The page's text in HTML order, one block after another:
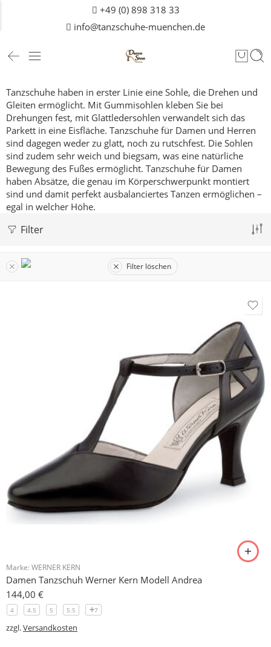
+49 (0) 898 318 33
info@tanzschuhe-muenchen.de
Tanzschuhe haben in erster Linie eine Sohle, die Drehen und
Gleiten ermöglicht. Mit Gummisohlen kleben Sie bei
Drehungen fest, mit Glattledersohlen verwandelt sich das
Parkett in eine Eisfläche. Tanzschuhe für Damen und Herren
sind dagegen weder zu glatt, noch zu rutschfest. Die Sohlen
sind zudem sehr weich und biegsam, was eine natürliche
Bewegung des Fußes ermöglicht. Tanzschuhe für Damen
haben Absätze, die genau im Körperschwerpunkt montiert
sind und damit perfekt ausbalanciertes Tanzen ermöglichen –
egal in welcher Höhe.
Filter
Filter löschen
Marke: WERNER KERN
Damen Tanzschuh Werner Kern Modell Andrea
144,00 €
4 4.5 5 5.5 7
zzgl.Versandkosten